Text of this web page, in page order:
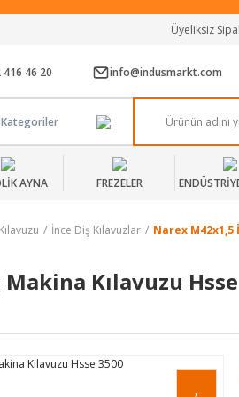
Üyeliksiz
416 46 20 info@indusmarkt.com
AYNA FREZELER
İnce Diş Kılavuzlar Narex M42x1,5
Kılavuzu